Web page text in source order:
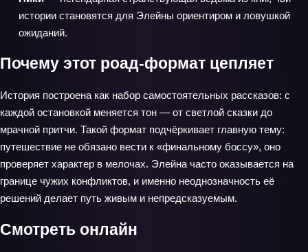
истории становятся для Элейны ориентиром и ловушкой
ожиданий.
Почему этот роад‑формат цепляет
История построена как набор самостоятельных рассказов: с
каждой остановкой меняется тон — от светлой сказки до
мрачной притчи. Такой формат подчёркивает главную тему:
путешествие не обязано вести к «финальному боссу», оно
проверяет характер в мелочах. Элейна часто оказывается на
границе чужих конфликтов, и именно неоднозначность её
решений делает путь живым и непредсказуемым.
Смотреть онлайн